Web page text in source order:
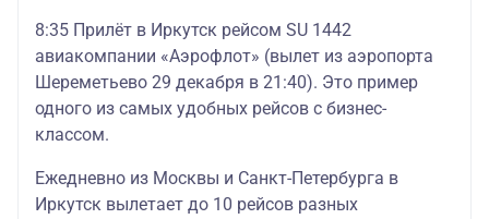
8:35 Прилёт в Иркутск рейсом SU 1442
авиакомпании «Аэрофлот» (вылет из аэропорта
Шереметьево 29 декабря в 21:40). Это пример
одного из самых удобных рейсов с бизнес-
классом.
Ежедневно из Москвы и Санкт-Петербурга в
Иркутск вылетает до 10 рейсов разных